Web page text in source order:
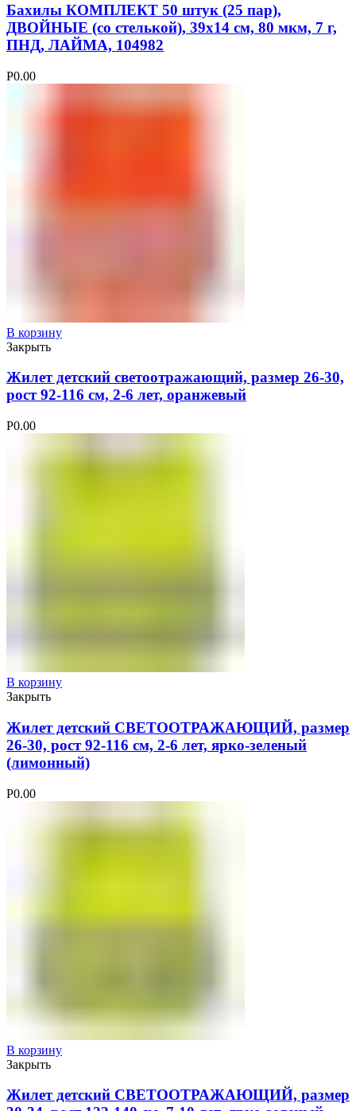
Бахилы КОМПЛЕКТ 50 штук (25 пар),
ДВОЙНЫЕ (со стелькой), 39х14 см, 80 мкм, 7 г,
ПНД, ЛАЙМА, 104982
Р0.00
В корзину
Закрыть
Жилет детский светоотражающий, размер 26-30,
рост 92-116 см, 2-6 лет, оранжевый
Р0.00
В корзину
Закрыть
Жилет детский СВЕТООТРАЖАЮЩИЙ, размер
26-30, рост 92-116 см, 2-6 лет, ярко-зеленый
(лимонный)
Р0.00
В корзину
Закрыть
Жилет детский СВЕТООТРАЖАЮЩИЙ, размер